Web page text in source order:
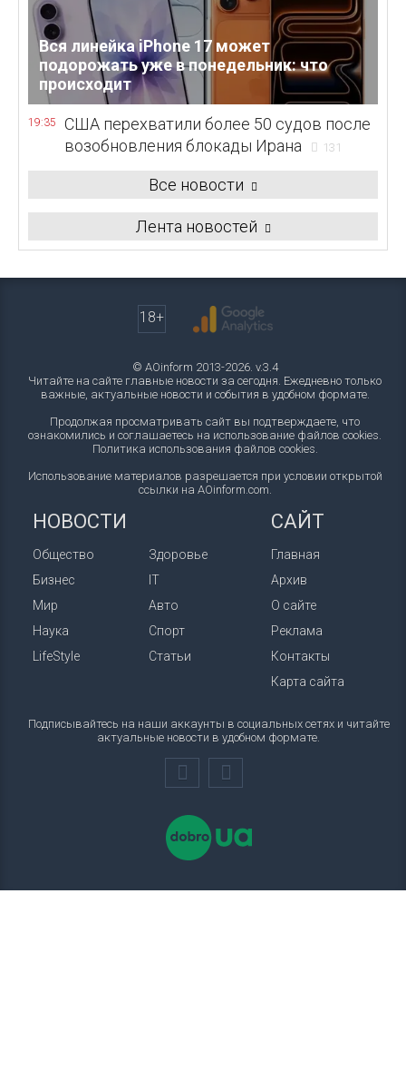
Вся линейка iPhone 17 может
подорожать уже в понедельник: что
происходит
19:35
США перехватили более 50 судов после
возобновления блокады Ирана
131
Все новости
Лента новостей
18+
© AOinform 2013-2026. v.3.4
Читайте на сайте главные новости за сегодня. Ежедневно только
важные, актуальные новости и события в удобном формате.
Продолжая просматривать сайт вы подтверждаете, что
ознакомились и соглашаетесь на использование файлов cookies.
Политика использования файлов cookies.
Использование материалов разрешается при условии открытой
ссылки на AOinform.com.
НОВОСТИ
Общество
Бизнес
Мир
Наука
LifeStyle
Здоровье
IT
Авто
Спорт
Статьи
САЙТ
Главная
Архив
О сайте
Реклама
Контакты
Карта сайта
Подписывайтесь на наши аккаунты в социальных сетях и читайте
актуальные новости в удобном формате.